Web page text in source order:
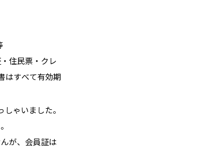
住民票・クレ
はすべて有効期
ゃいました。
が、会員証は